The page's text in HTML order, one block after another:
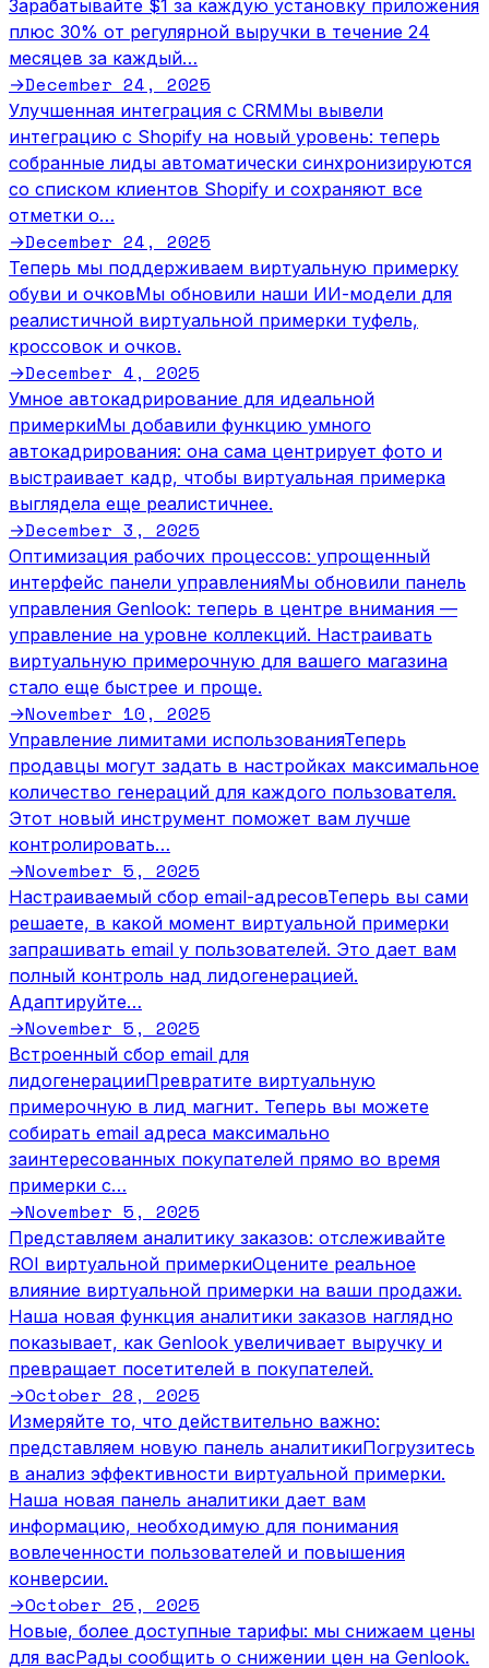
Зарабатывайте $1 за каждую установку приложения
плюс 30% от регулярной выручки в течение 24
месяцев за каждый…
→December 24, 2025
Улучшенная интеграция с CRMМы вывели
интеграцию с Shopify на новый уровень: теперь
собранные лиды автоматически синхронизируются
со списком клиентов Shopify и сохраняют все
отметки о…
→December 24, 2025
Теперь мы поддерживаем виртуальную примерку
обуви и очковМы обновили наши ИИ-модели для
реалистичной виртуальной примерки туфель,
кроссовок и очков.
→December 4, 2025
Умное автокадрирование для идеальной
примеркиМы добавили функцию умного
автокадрирования: она сама центрирует фото и
выстраивает кадр, чтобы виртуальная примерка
выглядела еще реалистичнее.
→December 3, 2025
Оптимизация рабочих процессов: упрощенный
интерфейс панели управленияМы обновили панель
управления Genlook: теперь в центре внимания —
управление на уровне коллекций. Настраивать
виртуальную примерочную для вашего магазина
стало еще быстрее и проще.
→November 10, 2025
Управление лимитами использованияТеперь
продавцы могут задать в настройках максимальное
количество генераций для каждого пользователя.
Этот новый инструмент поможет вам лучше
контролировать…
→November 5, 2025
Настраиваемый сбор email-адресовТеперь вы сами
решаете, в какой момент виртуальной примерки
запрашивать email у пользователей. Это дает вам
полный контроль над лидогенерацией.
Адаптируйте…
→November 5, 2025
Встроенный сбор email для
лидогенерацииПревратите виртуальную
примерочную в лид магнит. Теперь вы можете
собирать email адреса максимально
заинтересованных покупателей прямо во время
примерки с…
→November 5, 2025
Представляем аналитику заказов: отслеживайте
ROI виртуальной примеркиОцените реальное
влияние виртуальной примерки на ваши продажи.
Наша новая функция аналитики заказов наглядно
показывает, как Genlook увеличивает выручку и
превращает посетителей в покупателей.
→October 28, 2025
Измеряйте то, что действительно важно:
представляем новую панель аналитикиПогрузитесь
в анализ эффективности виртуальной примерки.
Наша новая панель аналитики дает вам
информацию, необходимую для понимания
вовлеченности пользователей и повышения
конверсии.
→October 25, 2025
Новые, более доступные тарифы: мы снижаем цены
для васРады сообщить о снижении цен на Genlook.